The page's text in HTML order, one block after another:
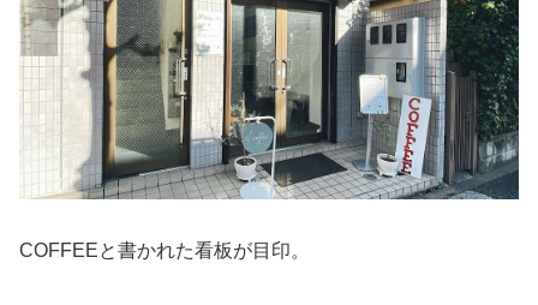
COFFEEと書かれた看板が目印。